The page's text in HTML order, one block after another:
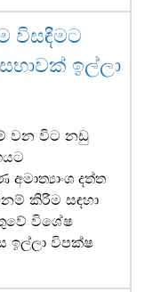
විසඳීමට
ඉල්ලා
වන විට නඩු
දත්ත
කිරීම සඳහා
විශේෂ
ඉල්ලා විපක්ෂ